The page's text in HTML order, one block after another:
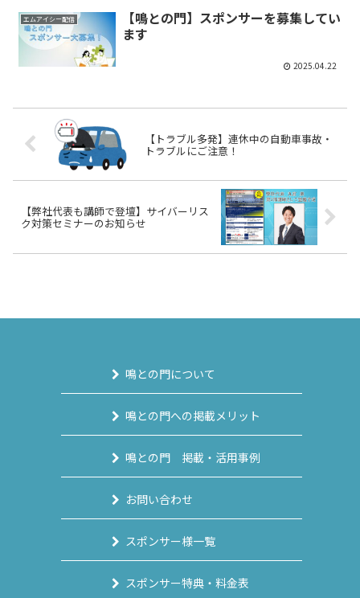
エムアイシー配信
【鳴との門】スポンサーを募集してい
ます
2025.04.22
【トラブル多発】連休中の自動車事故・
トラブルにご注意！
【弊社代表も講師で登壇】サイバーリス
ク対策セミナーのお知らせ
鳴との門について
鳴との門への掲載メリット
鳴との門 掲載・活用事例
お問い合わせ
スポンサー様一覧
スポンサー特典・料金表